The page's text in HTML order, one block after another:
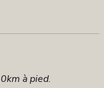
à pied.